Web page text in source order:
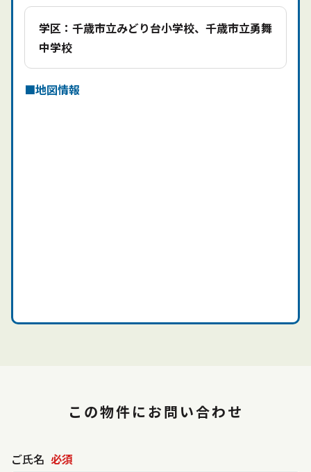
学区：千歳市立みどり台⼩学校、千歳市立勇舞
中学校
地図情報
この物件にお問い合わせ
ご氏名 必須